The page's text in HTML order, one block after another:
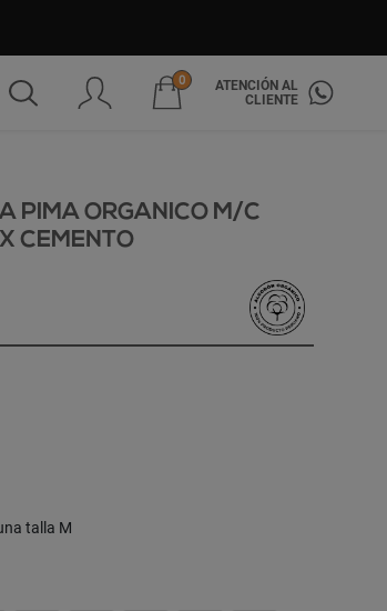
0
ATENCIÓN AL
CLIENTE
PIMA ORGANICO M/C
CEMENTO
talla M